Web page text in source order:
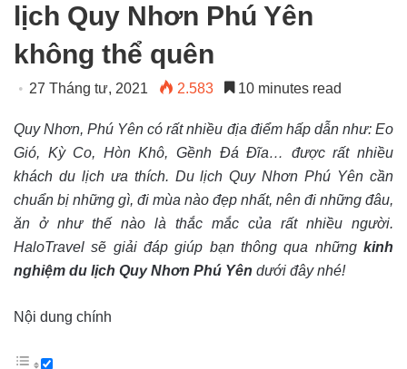
lịch Quy Nhơn Phú Yên
không thể quên
27 Tháng tư, 2021 2.583 10 minutes read
Quy Nhơn, Phú Yên có rất nhiều địa điểm hấp dẫn như: Eo
Gió, Kỳ Co, Hòn Khô, Gềnh Đá Đĩa… được rất nhiều
khách du lịch ưa thích. Du lịch Quy Nhơn Phú Yên cần
chuẩn bị những gì, đi mùa nào đẹp nhất, nên đi những đâu,
ăn ở như thế nào là thắc mắc của rất nhiều người.
HaloTravel sẽ giải đáp giúp bạn thông qua những kinh
nghiệm du lịch Quy Nhơn Phú Yên dưới đây nhé!
Nội dung chính